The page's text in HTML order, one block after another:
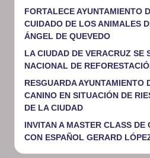
FORTALECE AYUNTAMIENTO
CUIDADO DE LOS ANIMALES
ÁNGEL DE QUEVEDO
LA CIUDAD DE VERACRUZ SE
NACIONAL DE
RESGUARDA AYUNTAMIENTO
CANINO EN SITUACIÓN DE
DE LA CIUDAD
INVITAN A MASTER CLASS DE
CON ESPAÑOL GERARD